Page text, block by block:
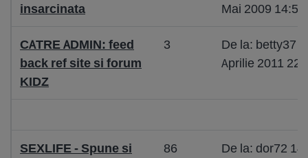
insarcinata
Mai 2009 14:50
CATRE ADMIN: feed
back ref site si forum
KIDZ
3
De la: betty37
Aprilie 2011
SEXLIFE - Spune si
86
De la: dor72 14